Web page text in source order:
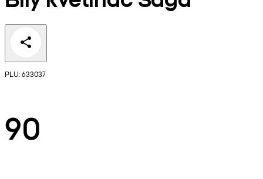
PLU: 633037
90